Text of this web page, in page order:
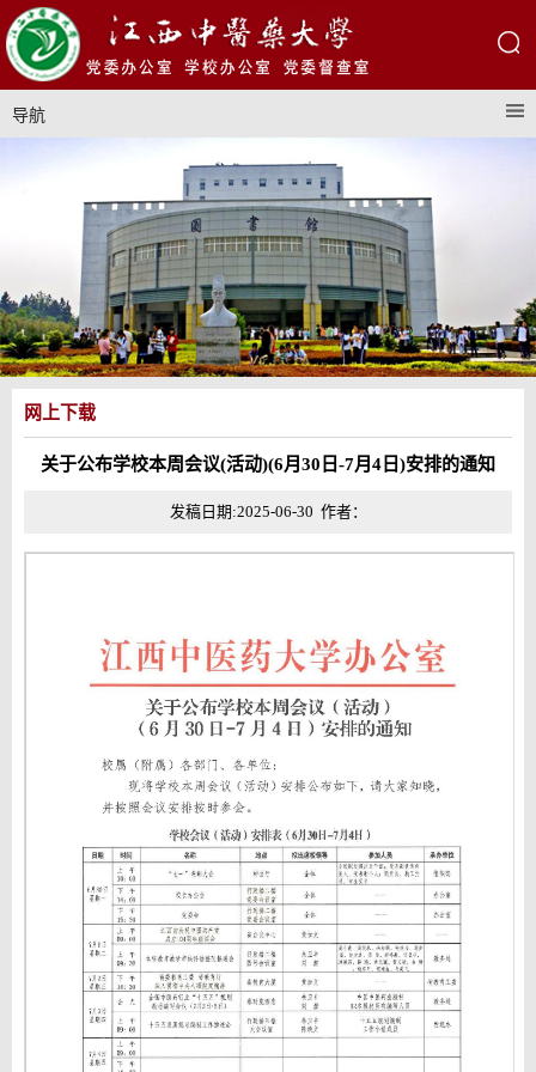
导航
网上下载
关于公布学校本周会议(活动)(6月30日-7月4日)安排的通知
发稿日期:2025-06-30 作者：